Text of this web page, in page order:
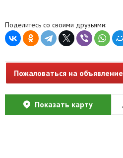
Поделитесь со своими друзьями:
Пожаловаться на объявление
Показать карту